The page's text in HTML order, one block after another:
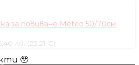
за повиване Meteo 50/70см
лв. (23.21 €)
🥹